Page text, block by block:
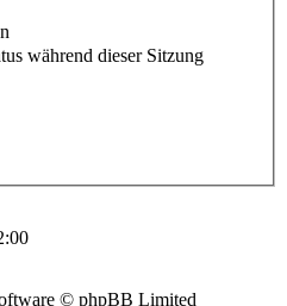
während dieser Sitzung
© phpBB Limited